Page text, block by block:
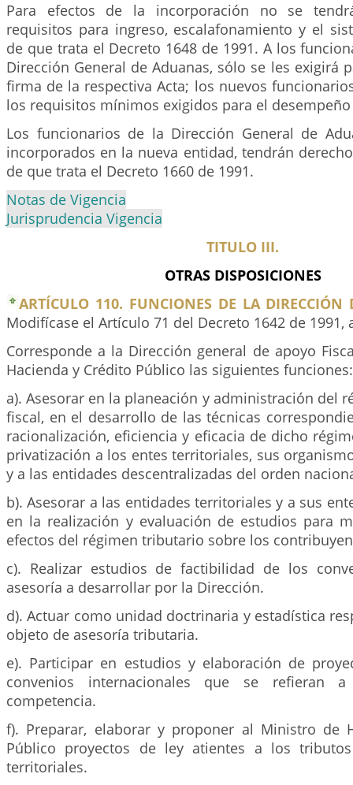
Para efectos de la incorporación no se
requisitos para ingreso, escalafonamiento y el
de que trata el Decreto 1648 de 1991. A los
Dirección General de Aduanas, sólo se les exigirá
firma de la respectiva Acta; los nuevos
los requisitos mínimos exigidos para el
Los funcionarios de la Dirección General de
incorporados en la nueva entidad, tendrán
de que trata el Decreto 1660 de 1991.
Notas de Vigencia
Jurisprudencia Vigencia
TITULO III.
OTRAS DISPOSICIONES
ARTÍCULO 110. FUNCIONES DE LA DIRECCIÓN
Modifícase el Artículo 71 del Decreto 1642 de 1991,
Corresponde a la Dirección general de apoyo
Hacienda y Crédito Público las siguientes funciones:
a). Asesorar en la planeación y administración del
fiscal, en el desarrollo de las técnicas
racionalización, eficiencia y eficacia de dicho
privatización a los entes territoriales, sus
y a las entidades descentralizadas del orden
b). Asesorar a las entidades territoriales y a sus
en la realización y evaluación de estudios para
efectos del régimen tributario sobre los
c). Realizar estudios de factibilidad de los
asesoría a desarrollar por la Dirección.
d). Actuar como unidad doctrinaria y estadística
objeto de asesoría tributaria.
e). Participar en estudios y elaboración de
convenios internacionales que se refieran
competencia.
f). Preparar, elaborar y proponer al Ministro de
Público proyectos de ley atientes a los
territoriales.